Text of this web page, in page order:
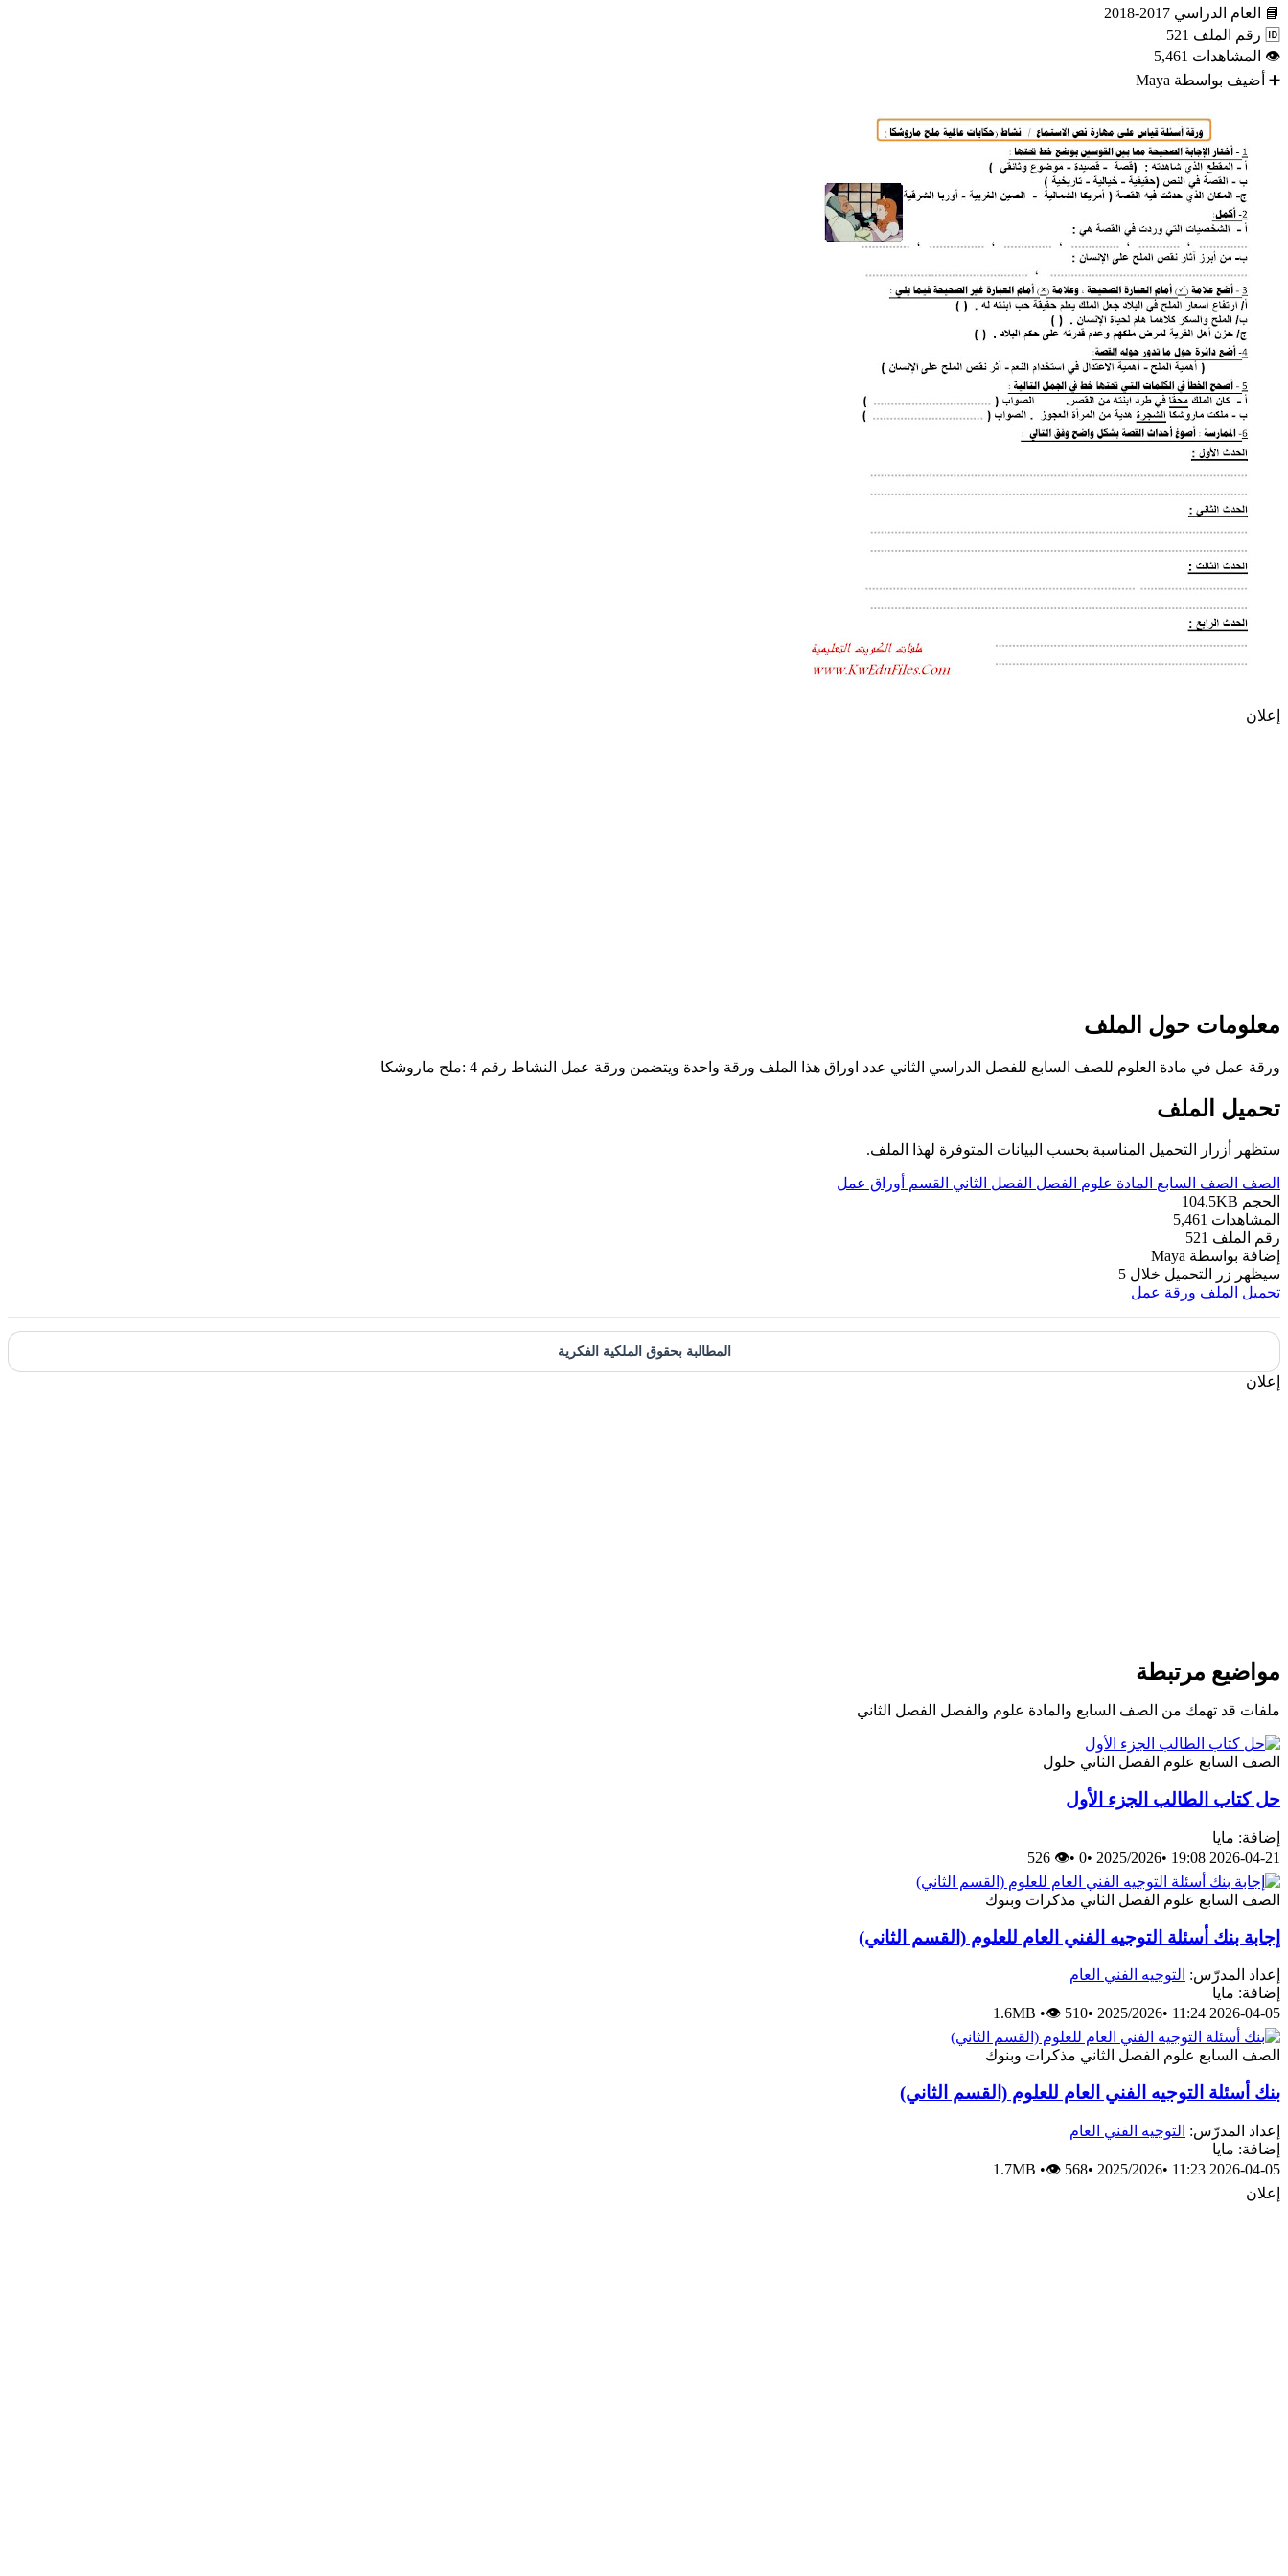
📘 العام الدراسي 2017-2018
🆔 رقم الملف 521
👁 المشاهدات 5,461
➕ أضيف بواسطة Maya
إعلان
معلومات حول الملف
ورقة عمل في مادة العلوم للصف السابع للفصل الدراسي الثاني عدد اوراق هذا الملف ورقة واحدة ويتضمن ورقة عمل النشاط رقم 4 :ملح ماروشكا
تحميل الملف
ستظهر أزرار التحميل المناسبة بحسب البيانات المتوفرة لهذا الملف.
الصف الصف السابع المادة علوم الفصل الفصل الثاني القسم أوراق عمل
الحجم 104.5KB
المشاهدات 5,461
رقم الملف 521
إضافة بواسطة Maya
سيظهر زر التحميل خلال 5
تحميل الملف ورقة عمل
المطالبة بحقوق الملكية الفكرية
إعلان
مواضيع مرتبطة
ملفات قد تهمك من الصف السابع والمادة علوم والفصل الفصل الثاني
الصف السابع علوم الفصل الثاني حلول
حل كتاب الطالب الجزء الأول
إضافة: مايا
2026-04-21 19:08
•
2025/2026
•
0
•
👁 526
الصف السابع علوم الفصل الثاني مذكرات وبنوك
إجابة بنك أسئلة التوجيه الفني العام للعلوم (القسم الثاني)
إعداد المدرّس: التوجيه الفني العام
إضافة: مايا
2026-04-05 11:24
•
2025/2026
•
1.6MB •👁 510
الصف السابع علوم الفصل الثاني مذكرات وبنوك
بنك أسئلة التوجيه الفني العام للعلوم (القسم الثاني)
إعداد المدرّس: التوجيه الفني العام
إضافة: مايا
2026-04-05 11:23
•
2025/2026
•
1.7MB •👁 568
إعلان